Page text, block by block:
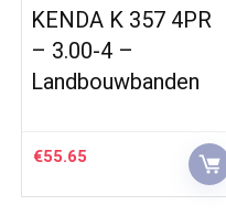
KENDA K 357 4PR
– 3.00-4 –
Landbouwbanden
€55.65